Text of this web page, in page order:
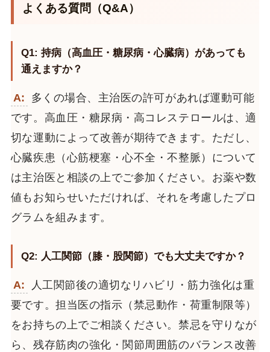
よくある質問（Q&A）
Q1: 持病（高血圧・糖尿病・心臓病）があっても
通えますか？
A:
多くの場合、主治医の許可があれば運動可能
です。高血圧・糖尿病・高コレステロールは、適
切な運動によって改善が期待できます。ただし、
心臓疾患（心筋梗塞・心不全・不整脈）について
は主治医と相談の上でご参加ください。お薬や数
値もお知らせいただければ、それを考慮したプロ
グラムを組みます。
Q2: 人工関節（膝・股関節）でも大丈夫ですか？
A:
人工関節後の適切なリハビリ・筋力強化は重
要です。担当医の指示（禁忌動作・荷重制限等）
をお持ちの上でご相談ください。禁忌を守りなが
ら、残存筋肉の強化・関節周囲筋のバランス改善